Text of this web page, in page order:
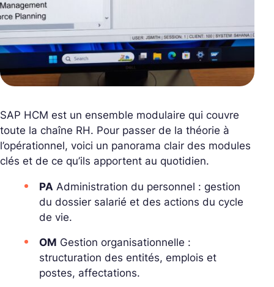
SAP HCM est un ensemble modulaire qui couvre
toute la chaîne RH. Pour passer de la théorie à
l’opérationnel, voici un panorama clair des modules
clés et de ce qu’ils apportent au quotidien.
PA Administration du personnel : gestion
du dossier salarié et des actions du cycle
de vie.
OM Gestion organisationnelle :
structuration des entités, emplois et
postes, affectations.